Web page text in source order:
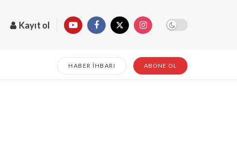
Kayıt ol
HABER İHBARI ABONE OL